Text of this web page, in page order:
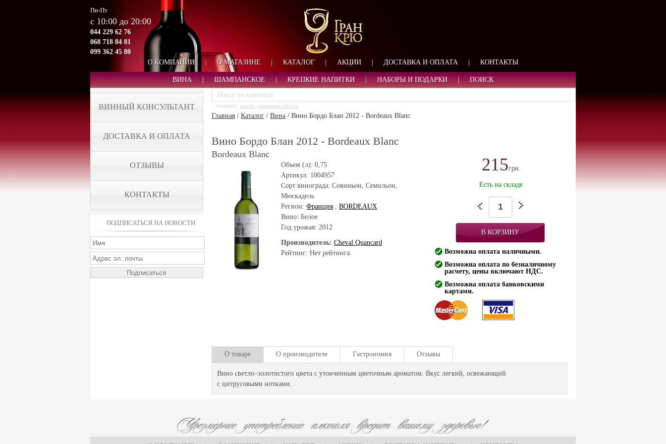
ЛОГИН
ЗАПОМНИТЬ МЕНЯ
ЗАБЫЛИ ПАРОЛЬ?
ВАШЕ ИМЯ:
ТЕЛЕФОН:
ИМЯ
Пн-Пт
с 10:00 до 20:00
044 229 62 76
068 718 84 81
099 362 45 80
О КОМПАНИИ
| О МАГАЗИНЕ | КАТАЛОГ АКЦИИ ДОСТАВКА И ОПЛАТА КОНТАКТЫ
ВИНА ШАМПАНСКОЕ КРЕПКИЕ НАПИТКИ НАБОРЫ И ПОДАРКИ ПОИСК
ВИННЫЙ КОНСУЛЬТАНТ
ДОСТАВКА И ОПЛАТА
ОТЗЫВЫ
КОНТАКТЫ
ПОДПИСАТЬСЯ НА НОВОСТИ
Например: кьянти, доминиканский ром
Главная / Каталог / Вина / Вино Бордо Блан 2012 - Bordeaux Blanc
Вино Бордо Блан 2012 - Bordeaux Blanc
Bordeaux Blanc
Объем (л): 0,75
Артикул: 1004957
Сорт винограда: Совиньон, Семильон,
Мюскадель
Регион: Франция , BORDEAUX
Вино: Белое
Год урожая: 2012
Производитель: Cheval Quancard
Рейтинг: Нет рейтинга
215грн.
Есть на складе
Возможна оплата наличными.
Возможна оплата по безналичному
расчету, цены включают НДС.
Возможна оплата банковскими
картами.
О товаре О производителе Гастрономия Отзывы
Вино светло–золотистого цвета с утонченным цветочным ароматом. Вкус легкий, освежающий
с цитрусовыми нотками.